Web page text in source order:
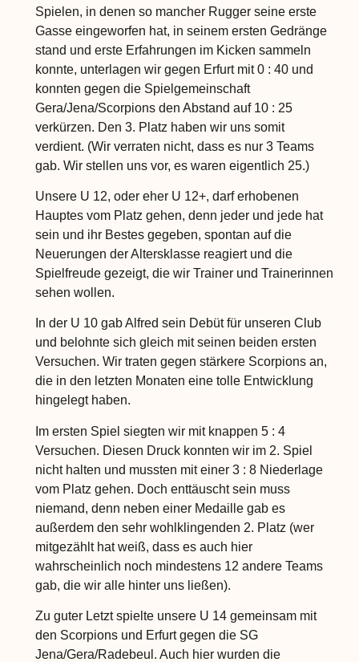
Spielen, in denen so mancher Rugger seine erste
Gasse eingeworfen hat, in seinem ersten Gedränge
stand und erste Erfahrungen im Kicken sammeln
konnte, unterlagen wir gegen Erfurt mit 0 : 40 und
konnten gegen die Spielgemeinschaft
Gera/Jena/Scorpions den Abstand auf 10 : 25
verkürzen. Den 3. Platz haben wir uns somit
verdient. (Wir verraten nicht, dass es nur 3 Teams
gab. Wir stellen uns vor, es waren eigentlich 25.)
Unsere U 12, oder eher U 12+, darf erhobenen
Hauptes vom Platz gehen, denn jeder und jede hat
sein und ihr Bestes gegeben, spontan auf die
Neuerungen der Altersklasse reagiert und die
Spielfreude gezeigt, die wir Trainer und Trainerinnen
sehen wollen.
In der U 10 gab Alfred sein Debüt für unseren Club
und belohnte sich gleich mit seinen beiden ersten
Versuchen. Wir traten gegen stärkere Scorpions an,
die in den letzten Monaten eine tolle Entwicklung
hingelegt haben.
Im ersten Spiel siegten wir mit knappen 5 : 4
Versuchen. Diesen Druck konnten wir im 2. Spiel
nicht halten und mussten mit einer 3 : 8 Niederlage
vom Platz gehen. Doch enttäuscht sein muss
niemand, denn neben einer Medaille gab es
außerdem den sehr wohlklingenden 2. Platz (wer
mitgezählt hat weiß, dass es auch hier
wahrscheinlich noch mindestens 12 andere Teams
gab, die wir alle hinter uns ließen).
Zu guter Letzt spielte unsere U 14 gemeinsam mit
den Scorpions und Erfurt gegen die SG
Jena/Gera/Radebeul. Auch hier wurden die